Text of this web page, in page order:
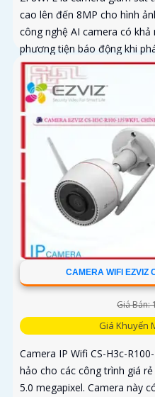
cao lên đến 8MP cho hình
công nghệ AI camera có
phương tiện báo động khi
bỉ chống nước IP65 phù
tiết. Camera An Ninh CS-
hú, đèn chớp báo động, Wifi
learning phân biệt người &
CAMERA WIFI EZVIZ
Giá Bán:
Giá Khuyến
Camera IP Wifi CS-H3c-
hảo cho các công trình giá
5.0 megapixel. Camera này